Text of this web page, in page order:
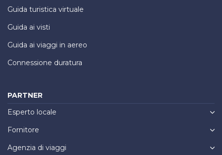
Guida turistica virtuale
Guida ai visti
Guida ai viaggi in aereo
Connessione duratura
PARTNER
Esperto locale
Fornitore
Agenzia di viaggi